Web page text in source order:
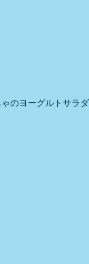
のヨーグルトサラダ